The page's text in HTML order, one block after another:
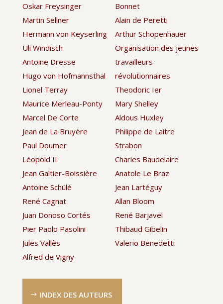
Oskar Freysinger
Martin Sellner
Hermann von Keyserling
Uli Windisch
Antoine Dresse
Hugo von Hofmannsthal
Lionel Terray
Maurice Merleau-Ponty
Marcel De Corte
Jean de La Bruyère
Paul Doumer
Léopold II
Jean Galtier-Boissière
Antoine Schülé
René Cagnat
Juan Donoso Cortés
Pier Paolo Pasolini
Jules Vallès
Alfred de Vigny
Bonnet
Alain de Peretti
Arthur Schopenhauer
Organisation des jeunes
travailleurs
révolutionnaires
Theodoric Ier
Mary Shelley
Aldous Huxley
Philippe de Laitre
Strabon
Charles Baudelaire
Anatole Le Braz
Jean Lartéguy
Allan Bloom
René Barjavel
Thibaud Gibelin
Valerio Benedetti
INDEX DES AUTEURS